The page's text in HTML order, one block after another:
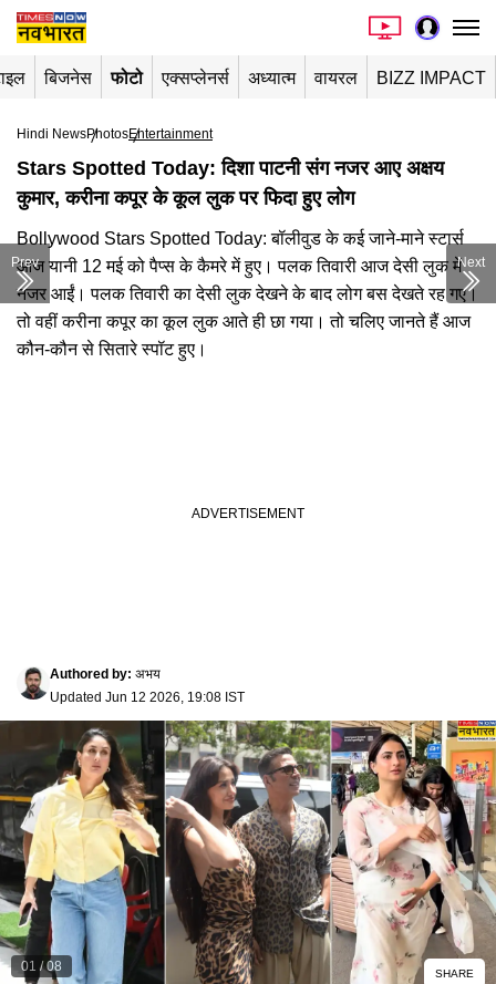
बिजनेस फोटो एक्सप्लेनर्स अध्यात्म वायरल BIZZ IMPACT
Hindi NewsPhotosEntertainment
Stars Spotted Today: दिशा पाटनी संग नजर आए अक्षय
कुमार, करीना कपूर के कूल लुक पर फिदा हुए लोग
Bollywood Stars Spotted Today: बॉलीवुड के कई जाने-माने स्टार्स
आज यानी 12 मई को पैप्स के कैमरे में हुए। पलक तिवारी आज देसी लुक में
नजर आईं। पलक तिवारी का देसी लुक देखने के बाद लोग बस देखते रह गए।
तो वहीं करीना कपूर का कूल लुक आते ही छा गया। तो चलिए जानते हैं आज
कौन-कौन से सितारे स्पॉट हुए।
Authored by: अभय
Updated Jun 12 2026, 19:08 IST
01 /08 SHARE
Prev Next